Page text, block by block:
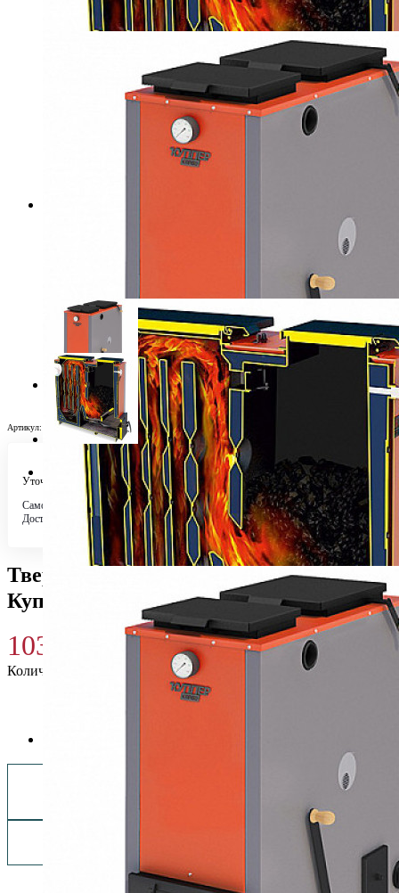
Артикул: Н0020744
Уточняйте у менеджера
Самовывоз
Бесплатно в 4 магазинах
Доставка по городу
Бесплатно
Твердотопливный котел Теплодар
Куппер КАРБО-18 (2018)
103 980
Количество